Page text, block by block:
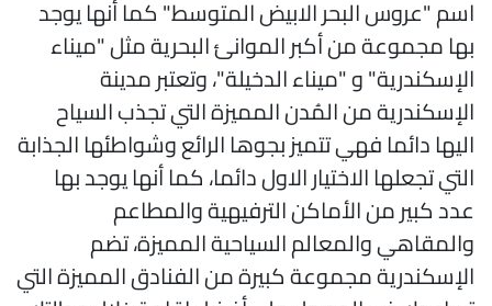
"عروس البحر الابيض المتوسط" كما أنها يوجد
مجموعة من أكبر الموانئ البحرية مثل "ميناء
و "ميناء الدخيلة"، وتعتبر مدينة
من المُدن المميزة التي تجذب السياح
دائما فهي تتميز بجوها الرائع وشواطئها الجذابة
تجعلها الاختيار الاول دائما، كما أنها يوجد بها
كبير من الأماكن الترفيهية والمطاعم
والمعالم السياحية المميزة، تضم
مجموعة كبيرة من الفنادق المميزة التي